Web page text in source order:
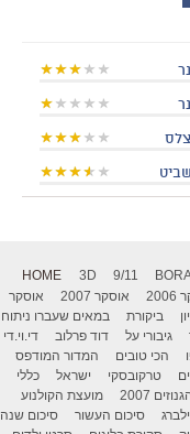
HOME 3D 9/11
אוסקר 2007
אוסקר
ביקורת
במאים שעברו ניתוח
גיבורי על דוד פרלוב
די.וי.די
הכי טובים
המדור המודפס
טרקובסקי ישראל
כללי
2007
מועצת הקולנוע
סיכום העשור
סיכום שנה